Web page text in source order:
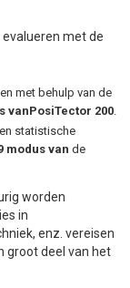
met de
met behulp van de
vanPosiTector 200
statistische
modus van de
worden
in
enz. vereisen
groot deel van het